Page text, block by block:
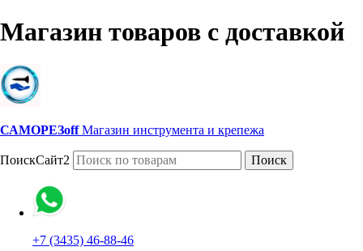
Магазин товаров с доставкой
САМОРЕЗoff Магазин инструмента и крепежа
ПоискСайт2 Поиск
+7 (3435) 46-88-46